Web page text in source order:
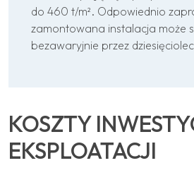
do 460 t/m². Odpowiednio
zamontowana instalacja może
bezawaryjnie przez
KOSZTY
EKSPLOATACJI